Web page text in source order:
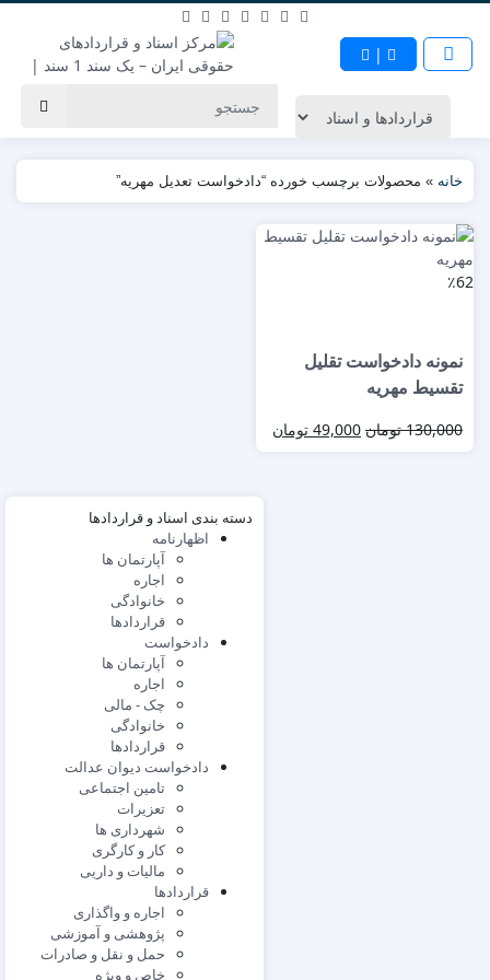
|
خانه » محصولات برچسب خورده “دادخواست تعدیل مهریه”
٪62
نمونه دادخواست تقلیل
تقسیط مهریه
130,000 تومان 49,000 تومان
دسته بندی اسناد و قراردادها
اظهارنامه
آپارتمان ها
اجاره
خانوادگی
قراردادها
دادخواست
آپارتمان ها
اجاره
چک - مالی
خانوادگی
قراردادها
دادخواست دیوان عدالت
تامین اجتماعی
تعزیرات
شهرداری ها
کار و کارگری
مالیات و داریی
قراردادها
اجاره و واگذاری
پژوهشی و آموزشی
حمل و نقل و صادرات
خاص و ویژه